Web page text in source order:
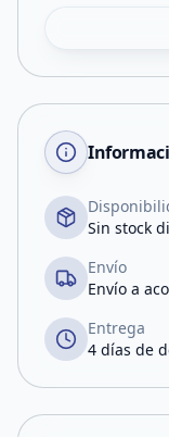
Sin stock
Envío
Envío a
Entrega
4 días de